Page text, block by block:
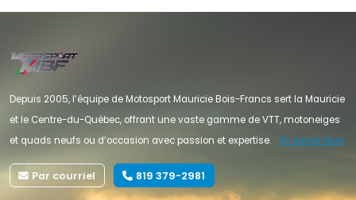
Depuis 2005, l’équipe de Motosport Mauricie Bois-Francs sert la Mauricie
et le Centre-du-Québec, offrant une vaste gamme de VTT, motoneiges
et quads neufs ou d’occasion avec passion et expertise.
En savoir plus
Par courriel 819 379-2981